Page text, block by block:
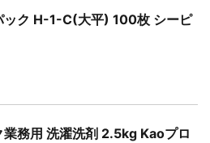
ック H-1-C(大平) 100枚 シーピ
業務用 洗濯洗剤 2.5kg Kaoプロ